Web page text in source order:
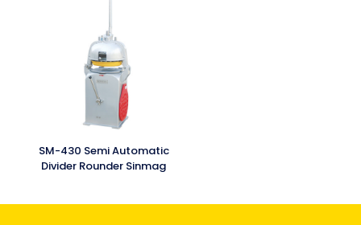
SM-430 Semi Automatic
Divider Rounder Sinmag